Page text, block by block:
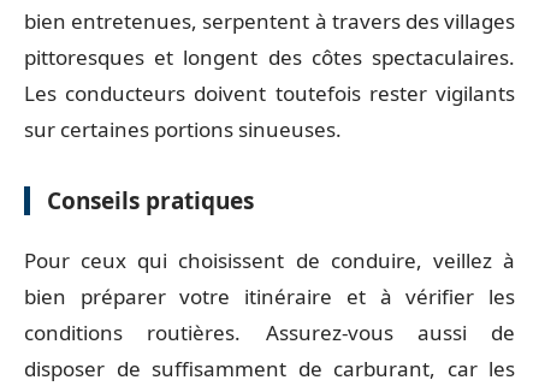
bien entretenues, serpentent à travers des villages
pittoresques et longent des côtes spectaculaires.
Les conducteurs doivent toutefois rester vigilants
sur certaines portions sinueuses.
Conseils pratiques
Pour ceux qui choisissent de conduire, veillez à
bien préparer votre itinéraire et à vérifier les
conditions routières. Assurez-vous aussi de
disposer de suffisamment de carburant, car les